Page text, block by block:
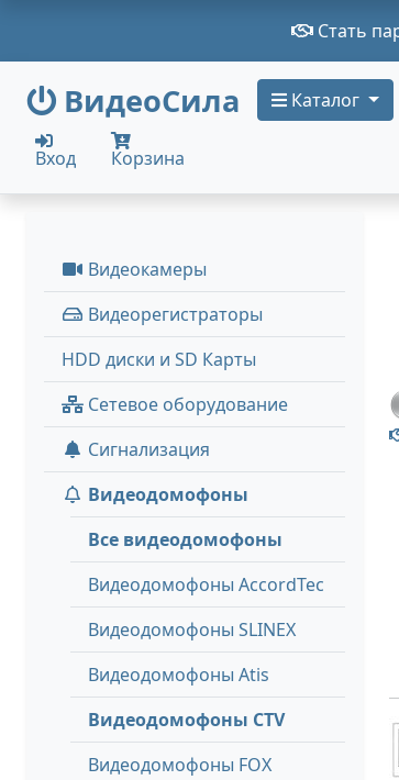
Стать
ВидеоСила Каталог
Вход Корзина
Видеокамеры
Видеорегистраторы
HDD диски и SD Карты
Сетевое оборудование
Сигнализация
Видеодомофоны
Все видеодомофоны
Видеодомофоны AccordTec
Видеодомофоны SLINEX
Видеодомофоны Atis
Видеодомофоны CTV
Видеодомофоны FOX